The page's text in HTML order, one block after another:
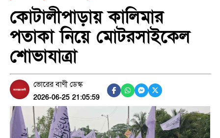
কোটালীপাড়ায় কালিমার
পতাকা নিয়ে মোটরসাইকেল
শোভাযাত্রা
ভোরের বাণী ডেস্ক
2026-06-25 21:05:59